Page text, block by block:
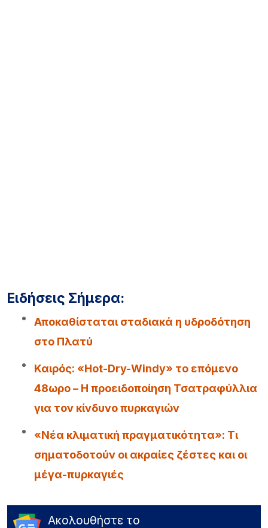
Ειδήσεις Σήμερα:
Αποκαθίσταται σταδιακά η υδροδότηση
στο Πλατύ
Καιρός: «Hot-Dry-Windy» το επόμενο
48ωρο – Η προειδοποίηση Τσατραφύλλια
για τον κίνδυνο πυρκαγιών
«Νέα κλιματική πραγματικότητα»: Τι
σηματοδοτούν οι ακραίες ζέστες και οι
μέγα-πυρκαγιές
Ακολουθήστε το